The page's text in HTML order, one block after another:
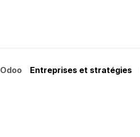
Odoo Entreprises et stratégies